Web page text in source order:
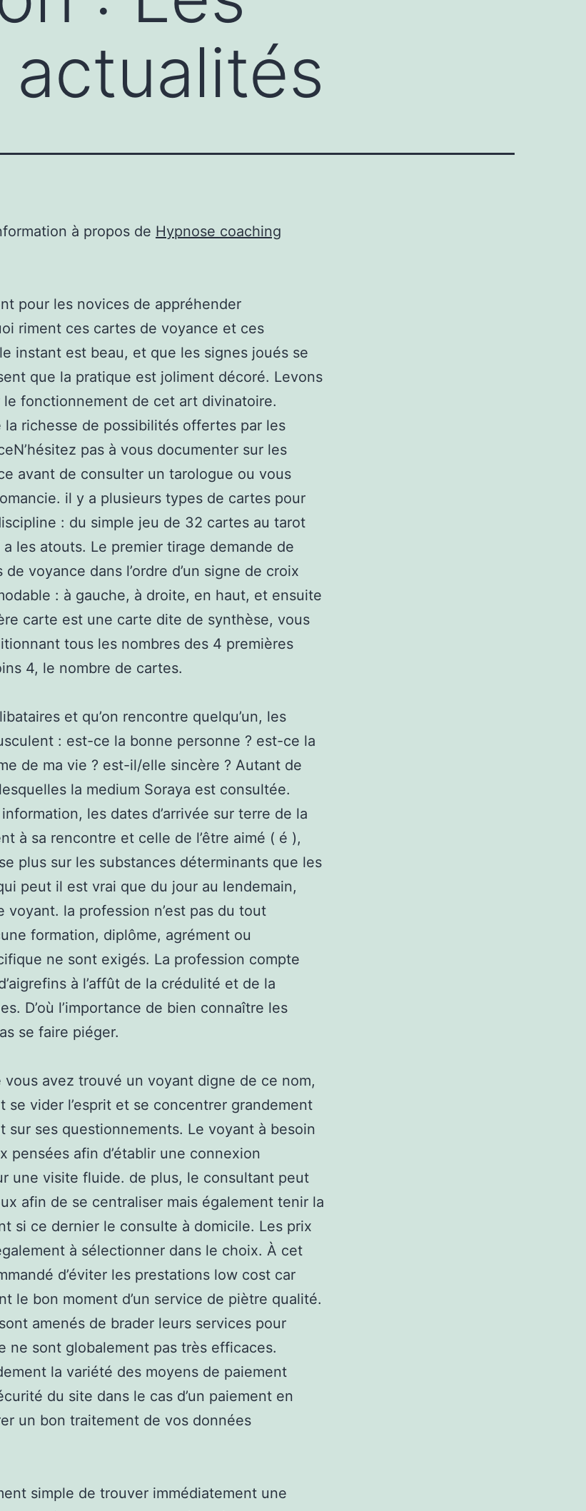
à propos de Hypnose coaching
pour les novices de appréhender
riment ces cartes de voyance et ces
instant est beau, et que les signes joués se
que la pratique est joliment décoré. Levons
fonctionnement de cet art divinatoire.
richesse de possibilités offertes par les
pas à vous documenter sur les
avant de consulter un tarologue ou vous
il y a plusieurs types de cartes pour
: du simple jeu de 32 cartes au tarot
les atouts. Le premier tirage demande de
voyance dans l’ordre d’un signe de croix
: à gauche, à droite, en haut, et ensuite
carte est une carte dite de synthèse, vous
tous les nombres des 4 premières
4, le nombre de cartes.
et qu’on rencontre quelqu’un, les
: est-ce la bonne personne ? est-ce la
de ma vie ? est-il/elle sincère ? Autant de
la medium Soraya est consultée.
les dates d’arrivée sur terre de la
à sa rencontre et celle de l’être aimé ( é ),
plus sur les substances déterminants que les
peut il est vrai que du jour au lendemain,
voyant. la profession n’est pas du tout
formation, diplôme, agrément ou
ne sont exigés. La profession compte
à l’affût de la crédulité et de la
D’où l’importance de bien connaître les
se faire piéger.
vous avez trouvé un voyant digne de ce nom,
se vider l’esprit et se concentrer grandement
sur ses questionnements. Le voyant à besoin
pensées afin d’établir une connexion
une visite fluide. de plus, le consultant peut
afin de se centraliser mais également tenir la
si ce dernier le consulte à domicile. Les prix
à sélectionner dans le choix. À cet
d’éviter les prestations low cost car
le bon moment d’un service de piètre qualité.
amenés de brader leurs services pour
ne sont globalement pas très efficaces.
la variété des moyens de paiement
du site dans le cas d’un paiement en
un bon traitement de vos données
simple de trouver immédiatement une